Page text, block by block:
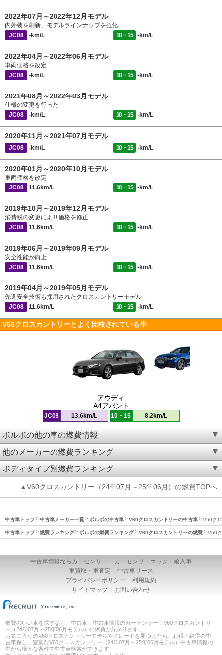
2022年07月～2022年12月モデル
内外装を刷新、モデルラインナップを強化
JC08
-km/L 10・15 -km/L
2022年04月～2022年06月モデル
車両価格を改定
JC08
-km/L 10・15 -km/L
2021年08月～2022年03月モデル
仕様の変更を行った
JC08
-km/L 10・15 -km/L
2020年11月～2021年07月モデル
JC08 -km/L 10・15 -km/L
2020年01月～2020年10月モデル
車両価格を改定
JC08
11.6km/L 10・15 -km/L
2019年10月～2019年12月モデル
消費税の変更により価格を修正
JC08
11.6km/L 10・15 -km/L
2019年06月～2019年09月モデル
安全性能が向上
JC08
11.6km/L 10・15 -km/L
2019年04月～2019年05月モデル
先進安全技術も採用されたクロスカントリーモデル
JC08
11.6km/L 10・15 -km/L
V60クロスカントリーとよく比較されている車
アウディ
A4アバント
JC08 13.6km/L 10・15 8.2km/L
ボルボの他の車の燃費情報
他のメーカーの燃費ランキング
ボディタイプ別燃費ランキング
▲V60クロスカントリー（24年07月～25年06月）の燃費TOPへ
中古車トップ 中古車メーカー一覧 ボルボの中古車 V60クロスカントリーの中古車 V60ク
中古車トップ 燃費ランキング ボルボの燃費ランキング V60クロスカントリーの燃費 V60
中古車情報ならカーセンサー
カーセンサーエッジ・輸入車
車買取・車査定
中古車リース
プライバシーポリシー
利用規約
サイトマップ
お問い合わせ
燃費のいい車を探すなら、中古車・中古車情報のカーセンサー！V60クロスカントリ
ー（24年07月～25年06月モデル）の燃費が分かります。
お気に入りのV60クロスカントリーモデルやグレードを見つけたら、お得・納得の中
古車探し。豊富なV60クロスカントリー（24年07月～25年06月モデル）中古車情報の
中から様々な条件で中古車検索ができます。